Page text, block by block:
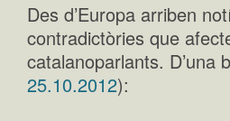
Des d’Europa arriben
contradictòries que
catalanoparlants. D’una
25.10.2012):